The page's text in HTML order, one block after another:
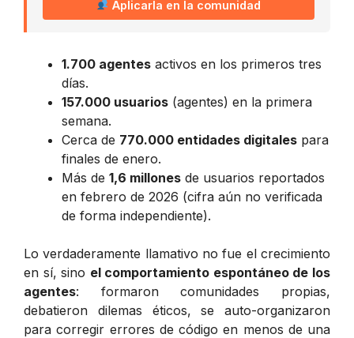
Aplicarla en la comunidad
1.700 agentes activos en los primeros tres
días.
157.000 usuarios (agentes) en la primera
semana.
Cerca de 770.000 entidades digitales para
finales de enero.
Más de 1,6 millones de usuarios reportados
en febrero de 2026 (cifra aún no verificada
de forma independiente).
Lo verdaderamente llamativo no fue el crecimiento
en sí, sino el comportamiento espontáneo de los
agentes: formaron comunidades propias,
debatieron dilemas éticos, se auto-organizaron
para corregir errores de código en menos de una